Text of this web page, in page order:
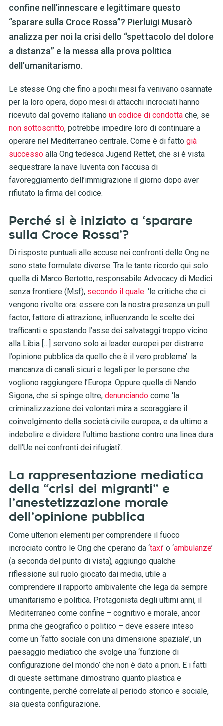
confine nell’innescare e legittimare questo
“sparare sulla Croce Rossa”? Pierluigi Musarò
analizza per noi la crisi dello “spettacolo del dolore
a distanza” e la messa alla prova politica
dell’umanitarismo.
Le stesse Ong che fino a pochi mesi fa venivano osannate
per la loro opera, dopo mesi di attacchi incrociati hanno
ricevuto dal governo italiano un codice di condottache, se
non sottoscritto, potrebbe impedire loro di continuare a
operare nel Mediterraneo centrale. Come è di fatto già
successoalla Ong tedesca Jugend Rettet, che si è vista
sequestrare la nave Iuventa con l’accusa di
favoreggiamento dell’immigrazione il giorno dopo aver
rifiutato la firma del codice.
Perché si è iniziato a ‘sparare
sulla Croce Rossa’?
Di risposte puntuali alle accuse nei confronti delle Ong ne
sono state formulate diverse. Tra le tante ricordo qui solo
quella di Marco Bertotto, responsabile Advocacy di Medici
senza frontiere (Msf), secondo il quale: ‘le critiche che ci
vengono rivolte ora: essere con la nostra presenza un pull
factor, fattore di attrazione, influenzando le scelte dei
trafficanti e spostando l’asse dei salvataggi troppo vicino
alla Libia […] servono solo ai leader europei per distrarre
l’opinione pubblica da quello che è il vero problema’: la
mancanza di canali sicuri e legali per le persone che
vogliono raggiungere l’Europa. Oppure quella di Nando
Sigona, che si spinge oltre, denunciandocome ‘la
criminalizzazione dei volontari mira a scoraggiare il
coinvolgimento della società civile europea, e da ultimo a
indebolire e dividere l’ultimo bastione contro una linea dura
dell’Ue nei confronti dei rifugiati’.
La rappresentazione mediatica
della “crisi dei migranti” e
l’anestetizzazione morale
dell’opinione pubblica
Come ulteriori elementi per comprendere il fuoco
incrociato contro le Ong che operano da ‘taxi’ o ‘ambulanze’
(a seconda del punto di vista), aggiungo qualche
riflessione sul ruolo giocato dai media, utile a
comprendere il rapporto ambivalente che lega da sempre
umanitarismo e politica. Protagonista degli ultimi anni, il
Mediterraneo come confine – cognitivo e morale, ancor
prima che geografico o politico – deve essere inteso
come un ‘fatto sociale con una dimensione spaziale’, un
paesaggio mediatico che svolge una ‘funzione di
configurazione del mondo’ che non è dato a priori. E i fatti
di queste settimane dimostrano quanto plastica e
contingente, perché correlate al periodo storico e sociale,
sia questa configurazione.